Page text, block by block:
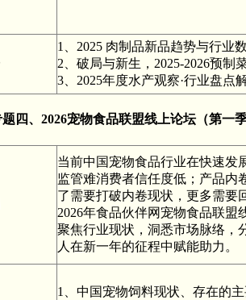
1、2025 肉制品新品趋势与行业
2、破局与新生，2025-2026预制
3、2025年度水产观察·行业盘点
题四、2026宠物食品联盟线上论坛（第一
当前中国宠物食品行业在快速发
监管难消费者信任度低；产品内
了需要打破内卷现状，更多需
2026年食品伙伴网宠物食品联
聚焦行业现状，洞悉市场脉络，
人在新一年的征程中赋能助力。
1、中国宠物饲料现状、存在的